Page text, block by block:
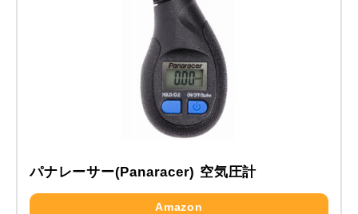
パナレーサー(Panaracer) 空気圧計
Amazon